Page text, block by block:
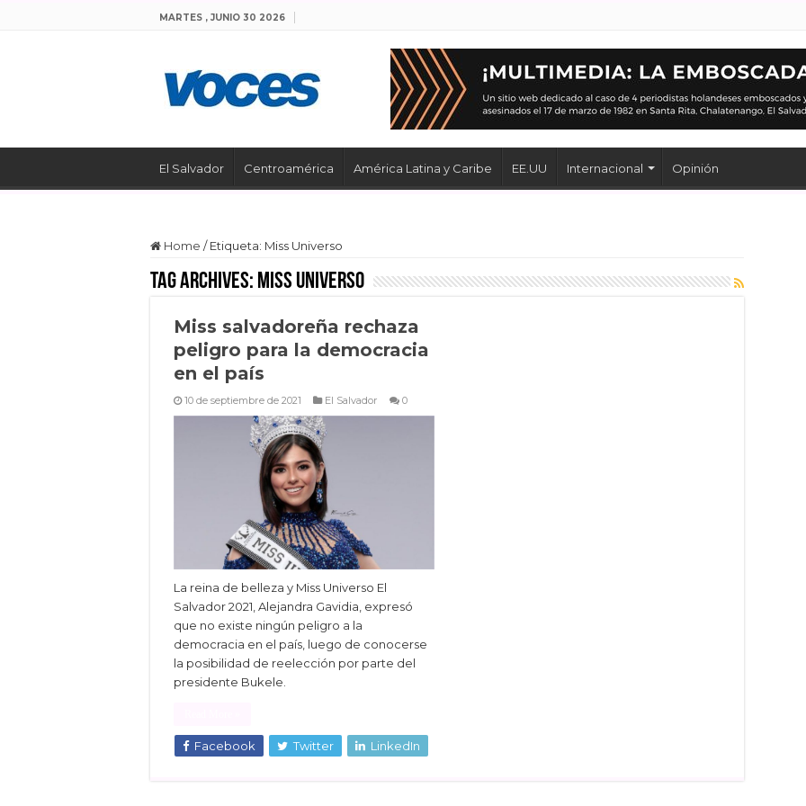
MARTES , JUNIO 30 2026
El Salvador Centroamérica América Latina y Caribe EE.UU Internacional Opinión
Home / Etiqueta: Miss Universo
Tag Archives: Miss Universo
Miss salvadoreña rechaza
peligro para la democracia
en el país
10 de septiembre de 2021 El Salvador 0
La reina de belleza y Miss Universo El
Salvador 2021, Alejandra Gavidia, expresó
que no existe ningún peligro a la
democracia en el país, luego de conocerse
la posibilidad de reelección por parte del
presidente Bukele.
Facebook Twitter LinkedIn